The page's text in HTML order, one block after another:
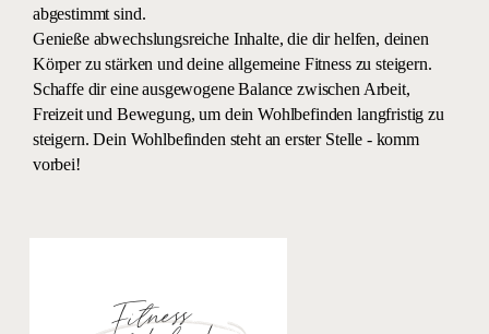
Fitness
abgestimmt sind.
Genieße abwechslungsreiche Inhalte, die dir helfen, deinen
Körper zu stärken und deine allgemeine Fitness zu steigern.
Schaffe dir eine ausgewogene Balance zwischen Arbeit,
Freizeit und Bewegung, um dein Wohlbefinden langfristig zu
steigern. Dein Wohlbefinden steht an erster Stelle - komm
vorbei!